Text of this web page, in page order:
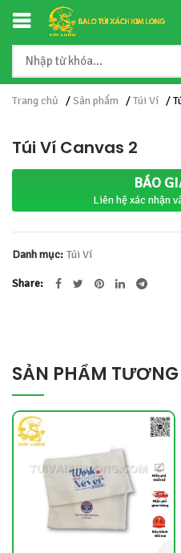
Trang chủ /Sản phẩm /Túi Ví /
Túi Ví Canvas 2
BÁO
Liên hệ xác nhận
Danh mục: Túi Ví
Share
SẢN PHẨM